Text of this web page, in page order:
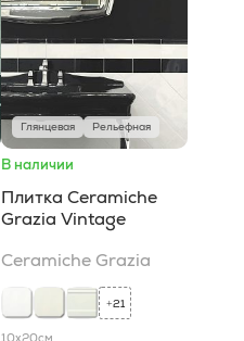
Глянцевая Рельефная
В наличии
Плитка Ceramiche
Grazia Vintage
Ceramiche Grazia
+21
10x20см